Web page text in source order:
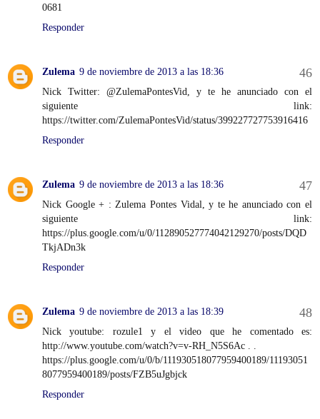
0681
Responder
Zulema 9 de noviembre de 2013 a las 18:36
Nick Twitter: @ZulemaPontesVid, y te he anunciado con el
siguiente link:
https://twitter.com/ZulemaPontesVid/status/399227727753916416
Responder
Zulema 9 de noviembre de 2013 a las 18:36
Nick Google + : Zulema Pontes Vidal, y te he anunciado con el
siguiente link:
https://plus.google.com/u/0/112890527774042129270/posts/DQD
TkjADn3k
Responder
Zulema 9 de noviembre de 2013 a las 18:39
Nick youtube: rozule1 y el video que he comentado es:
http://www.youtube.com/watch?v=v-RH_N5S6Ac . .
https://plus.google.com/u/0/b/111930518077959400189/11193051
8077959400189/posts/FZB5uJgbjck
Responder